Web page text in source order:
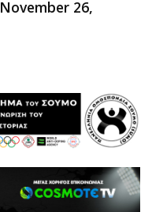
November 26,